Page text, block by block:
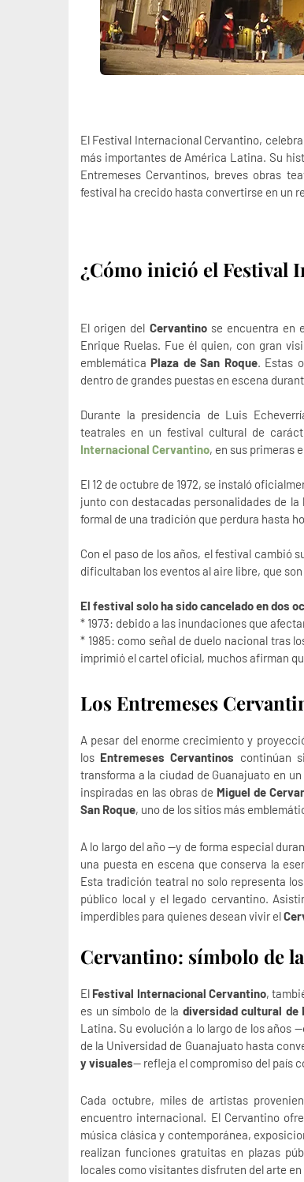
El Festival Internacional Cervantino,
más importantes de América Latina. Su
Entremeses Cervantinos, breves obras
festival ha crecido hasta convertirse en un
¿Cómo inició el Festival
El origen del Cervantinose encuentra en
Enrique Ruelas. Fue él quien, con gran
emblemáticaPlaza de San Roque. Estas
dentro de grandes puestas en escena
Durante la presidencia de Luis
teatrales en un festival cultural de
Internacional Cervantino, en sus primeras
El 12 de octubre de 1972, se instaló
junto con destacadas personalidades de
formal de una tradición que perdura hasta
Con el paso de los años, el festival cambió
dificultaban los eventos al aire libre, que
El festival solo ha sido cancelado en dos
* 1973: debido a las inundaciones que
* 1985: como señal de duelo nacional tras
imprimió el cartel oficial, muchos afirman
Los Entremeses
A pesar del enorme crecimiento y
los Entremeses Cervantinos continúan
transforma a la ciudad de Guanajuato en
inspiradas en las obras de Miguel de
San Roque, uno de los sitios más
A lo largo del año —y de forma especial
una puesta en escena que conserva la
Esta tradición teatral no solo representa
público local y el legado cervantino.
imperdibles para quienes desean vivir el
Cervantino: símbolo de
El Festival Internacional Cervantino,
es un símbolo de la diversidad cultural de
Latina. Su evolución a lo largo de los años
de la Universidad de Guanajuato hasta
y visuales— refleja el compromiso del país
Cada octubre, miles de artistas
encuentro internacional. El Cervantino
música clásica y contemporánea,
realizan funciones gratuitas en plazas
locales como visitantes disfruten del arte